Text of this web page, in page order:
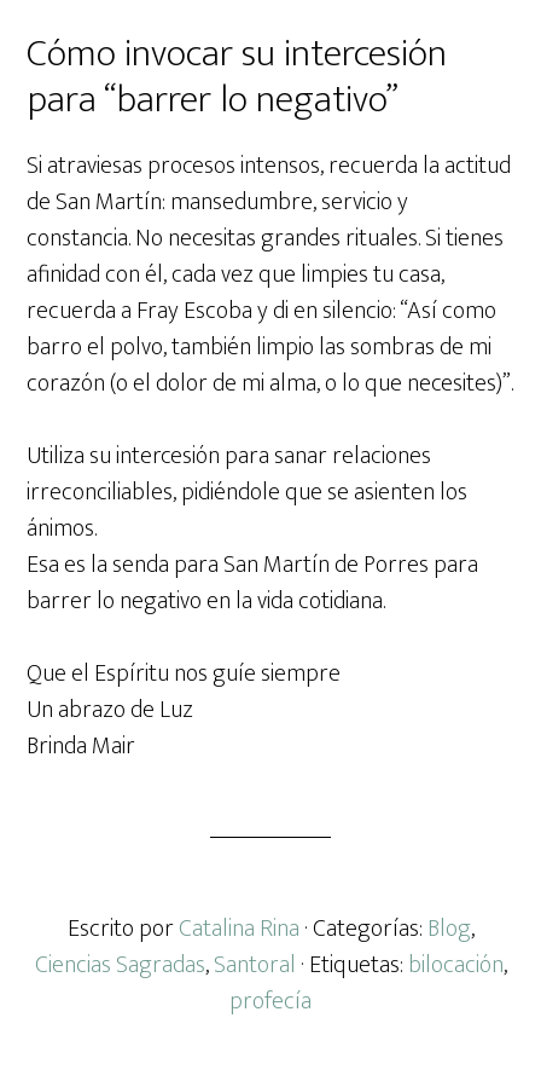
Cómo invocar su intercesión
para “barrer lo negativo”
Si atraviesas procesos intensos, recuerda la actitud
de San Martín: mansedumbre, servicio y
constancia. No necesitas grandes rituales. Si tienes
afinidad con él, cada vez que limpies tu casa,
recuerda a Fray Escoba y di en silencio: “Así como
barro el polvo, también limpio las sombras de mi
corazón (o el dolor de mi alma, o lo que necesites)”.
Utiliza su intercesión para sanar relaciones
irreconciliables, pidiéndole que se asienten los
ánimos.
Esa es la senda para San Martín de Porres para
barrer lo negativo en la vida cotidiana.
Que el Espíritu nos guíe siempre
Un abrazo de Luz
Brinda Mair
Escrito porCatalina Rina· Categorías: Blog,
Ciencias Sagradas,Santoral · Etiquetas: bilocación,
profecía